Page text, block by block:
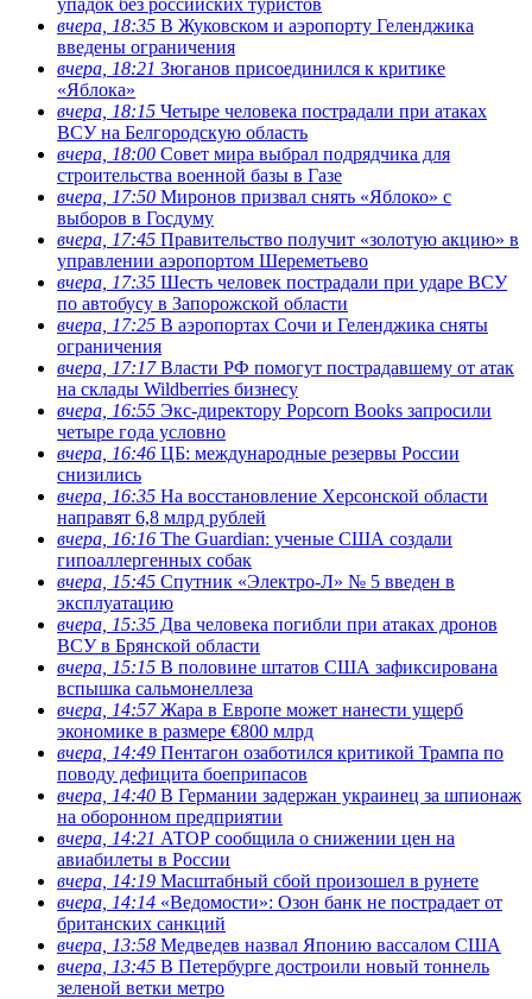
вчера, 18:35 В Жуковском и аэропорту Геленджика
введены ограничения
вчера, 18:21 Зюганов присоединился к критике
«Яблока»
вчера, 18:15 Четыре человека пострадали при атаках
ВСУ на Белгородскую область
вчера, 18:00 Совет мира выбрал подрядчика для
строительства военной базы в Газе
вчера, 17:50 Миронов призвал снять «Яблоко» с
выборов в Госдуму
вчера, 17:45 Правительство получит «золотую акцию» в
управлении аэропортом Шереметьево
вчера, 17:35 Шесть человек пострадали при ударе ВСУ
по автобусу в Запорожской области
вчера, 17:25 В аэропортах Сочи и Геленджика сняты
ограничения
вчера, 17:17Власти РФ помогут пострадавшему от атак
на склады Wildberries бизнесу
вчера, 16:55 Экс-директору Popcorn Books запросили
четыре года условно
вчера, 16:46 ЦБ: международные резервы России
снизились
вчера, 16:35 На восстановление Херсонской области
направят 6,8 млрд рублей
вчера, 16:16 The Guardian: ученые США создали
гипоаллергенных собак
вчера, 15:45 Спутник «Электро-Л» № 5 введен в
эксплуатацию
вчера, 15:35 Два человека погибли при атаках дронов
ВСУ в Брянской области
вчера, 15:15 В половине штатов США зафиксирована
вспышка сальмонеллеза
вчера, 14:57Жара в Европе может нанести ущерб
экономике в размере €800 млрд
вчера, 14:49 Пентагон озаботился критикой Трампа по
поводу дефицита боеприпасов
вчера, 14:40 В Германии задержан украинец за шпионаж
на оборонном предприятии
вчера, 14:21 АТОР сообщила о снижении цен на
авиабилеты в России
вчера, 14:19 Масштабный сбой произошел в рунете
вчера, 14:14 «Ведомости»: Озон банк не пострадает от
британских санкций
вчера, 13:58 Медведев назвал Японию вассалом США
вчера, 13:45 В Петербурге достроили новый тоннель
зеленой ветки метро